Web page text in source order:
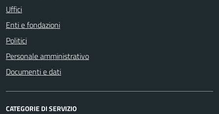
Uffici
Enti e fondazioni
Politici
Personale amministrativo
Documenti e dati
CATEGORIE DI SERVIZIO